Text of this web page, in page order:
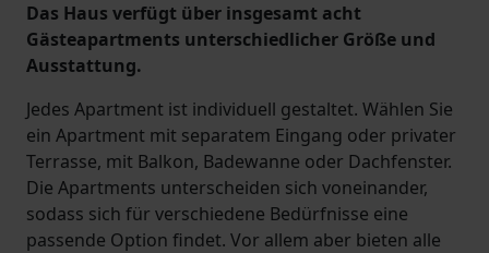
Das Haus verfügt über insgesamt acht
Gästeapartments unterschiedlicher Größe und
Ausstattung.
Jedes Apartment ist individuell gestaltet. Wählen Sie
ein Apartment mit separatem Eingang oder privater
Terrasse, mit Balkon, Badewanne oder Dachfenster.
Die Apartments unterscheiden sich voneinander,
sodass sich für verschiedene Bedürfnisse eine
passende Option findet. Vor allem aber bieten alle